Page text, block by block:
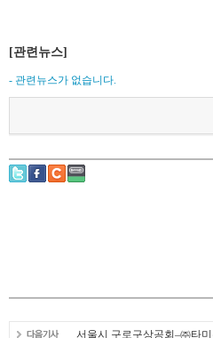
[관련뉴스]
- 관련뉴스가 없습니다.
서울시 구로구상공회–㈜타